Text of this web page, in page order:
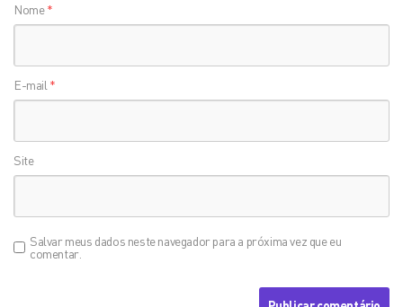
Nome*
E-mail *
Site
Salvar meus dados neste navegador para a próxima vez que eu
comentar.